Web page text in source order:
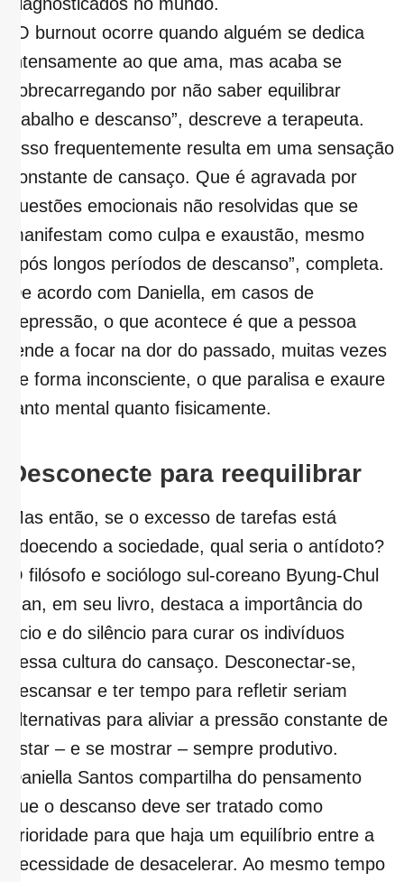
“O burnout ocorre quando alguém se dedica
intensamente ao que ama, mas acaba se
sobrecarregando por não saber equilibrar
trabalho e descanso”, descreve a terapeuta.
“Isso frequentemente resulta em uma sensação
constante de cansaço. Que é agravada por
questões emocionais não resolvidas que se
manifestam como culpa e exaustão, mesmo
após longos períodos de descanso”, completa.
De acordo com Daniella, em casos de
depressão, o que acontece é que a pessoa
tende a focar na dor do passado, muitas vezes
de forma inconsciente, o que paralisa e exaure
tanto mental quanto fisicamente.
Desconecte para reequilibrar
Mas então, se o excesso de tarefas está
adoecendo a sociedade, qual seria o antídoto?
O filósofo e sociólogo sul-coreano Byung-Chul
Han, em seu livro, destaca a importância do
ócio e do silêncio para curar os indivíduos
dessa cultura do cansaço. Desconectar-se,
descansar e ter tempo para refletir seriam
alternativas para aliviar a pressão constante de
estar – e se mostrar – sempre produtivo.
Daniella Santos compartilha do pensamento
que o descanso deve ser tratado como
prioridade para que haja um equilíbrio entre a
necessidade de desacelerar. Ao mesmo tempo